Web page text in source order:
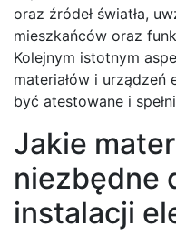
oraz źródeł światła,
mieszkańców oraz
Kolejnym istotnym
materiałów i
być atestowane i
Jakie
niezbędne
instalacji